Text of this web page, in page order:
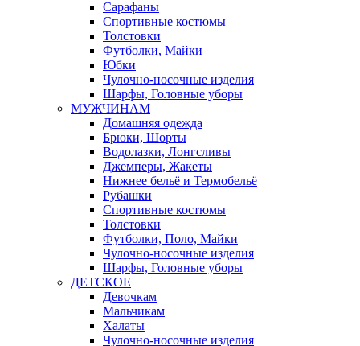
Сарафаны
Спортивные костюмы
Толстовки
Футболки, Майки
Юбки
Чулочно-носочные изделия
Шарфы, Головные уборы
МУЖЧИНАМ
Домашняя одежда
Брюки, Шорты
Водолазки, Лонгсливы
Джемперы, Жакеты
Нижнее бельё и Термобельё
Рубашки
Спортивные костюмы
Толстовки
Футболки, Поло, Майки
Чулочно-носочные изделия
Шарфы, Головные уборы
ДЕТСКОЕ
Девочкам
Мальчикам
Халаты
Чулочно-носочные изделия